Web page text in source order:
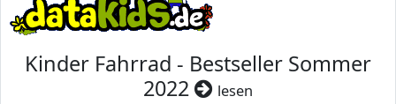
Kinder Fahrrad - Bestseller Sommer
2022
lesen